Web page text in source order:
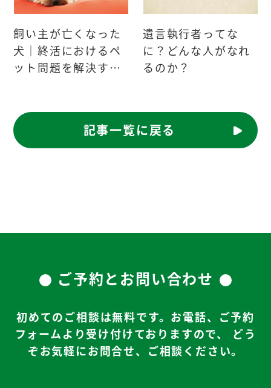
飼い主が亡くなった
犬｜終活におけるペ
ット問題を解決する
遺言執行者ってな
に？どんな人がなれ
るのか？
記事一覧に戻る
ご予約とお問い合わせ
初めてのご相談は無料です。お電話、ご予約
フォームより受け付けておりますので、
どう
ぞお気軽にお問合せ、ご相談ください。